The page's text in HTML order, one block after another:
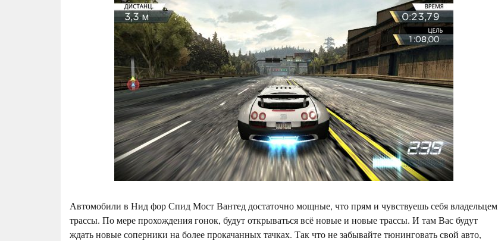
Автомобили в Нид фор Спид Мост Вантед достаточно мощные, что прям и чувствуешь себя владельцем
трассы. По мере прохождения гонок, будут открываться всё новые и новые трассы. И там Вас будут
ждать новые соперники на более прокачанных тачках. Так что не забывайте тюнинговать свой авто,